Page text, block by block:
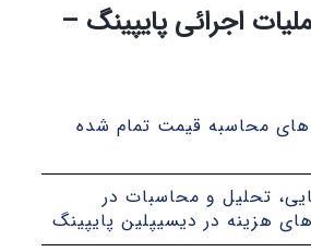
اجرائی پایپینگ –
محاسبه قیمت تمام شده
تحلیل و محاسبات در
هزینه در دیسیپلین پایپینگ